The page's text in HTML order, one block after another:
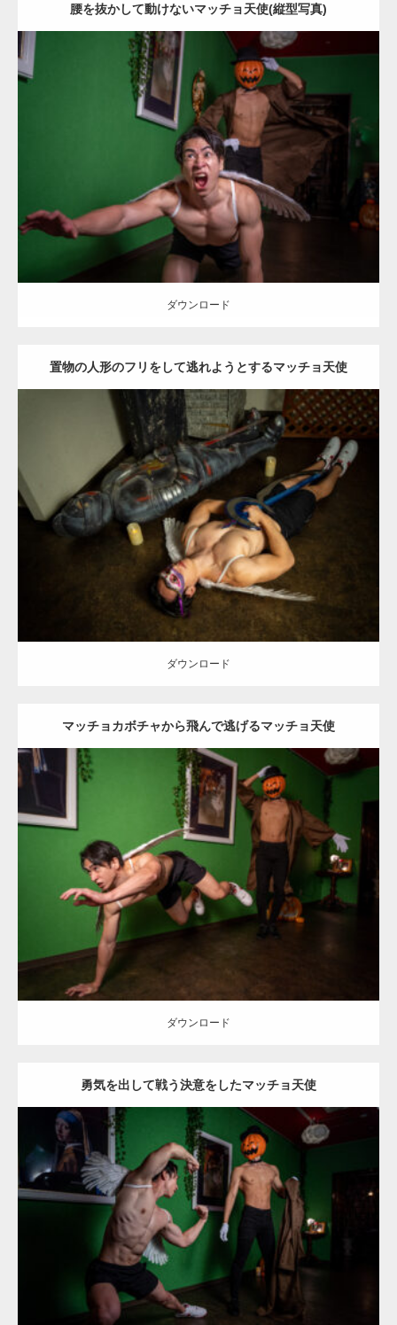
腰を抜かして動けないマッチョ天使(縦型写真)
Update: 2023.02.11
ハロウィンのマッチョ その他 AKIHITO(細マッチョ)
肩 大胸筋 姫路 (兵庫)
ダウンロード
ダウンロード
置物の人形のフリをして逃れようとするマッチョ天使
Update:2023.02.11
Category:ハロウィンのマッチョ その他 SOSUKE 大胸筋 姫路 (兵庫)
ダウンロード
ダウンロード
マッチョカボチャから飛んで逃げるマッチョ天使
Update:2023.02.11
Category:ハロウィンのマッチョ
AKIHITO(細マッチョ)
SOSUKE
姫路 (兵庫)
ダウンロード
ダウンロード
勇気を出して戦う決意をしたマッチョ天使
Update:2023.02.11
ハロウィンのマッチョ その他
AKIHITO(細マッチョ)
SOSUKE 腹筋 闘うマッチョ 姫路 (兵庫)
ダウンロード